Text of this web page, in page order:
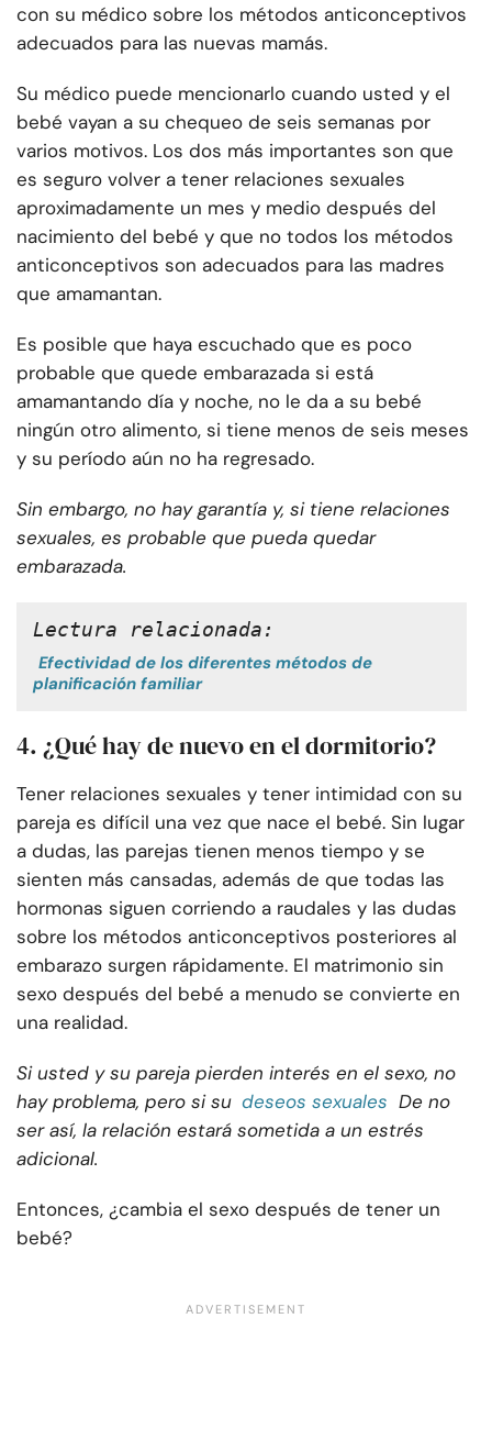
con su médico sobre los métodos anticonceptivos
adecuados para las nuevas mamás.
Su médico puede mencionarlo cuando usted y el
bebé vayan a su chequeo de seis semanas por
varios motivos. Los dos más importantes son que
es seguro volver a tener relaciones sexuales
aproximadamente un mes y medio después del
nacimiento del bebé y que no todos los métodos
anticonceptivos son adecuados para las madres
que amamantan.
Es posible que haya escuchado que es poco
probable que quede embarazada si está
amamantando día y noche, no le da a su bebé
ningún otro alimento, si tiene menos de seis meses
y su período aún no ha regresado.
Sin embargo, no hay garantía y, si tiene relaciones
sexuales, es probable que pueda quedar
embarazada.
Lectura relacionada:
Efectividad de los diferentes métodos de
planificación familiar
4. ¿Qué hay de nuevo en el dormitorio?
Tener relaciones sexuales y tener intimidad con su
pareja es difícil una vez que nace el bebé. Sin lugar
a dudas, las parejas tienen menos tiempo y se
sienten más cansadas, además de que todas las
hormonas siguen corriendo a raudales y las dudas
sobre los métodos anticonceptivos posteriores al
embarazo surgen rápidamente. El matrimonio sin
sexo después del bebé a menudo se convierte en
una realidad.
Si usted y su pareja pierden interés en el sexo, no
hay problema, pero si su deseos sexuales De no
ser así, la relación estará sometida a un estrés
adicional.
Entonces, ¿cambia el sexo después de tener un
bebé?